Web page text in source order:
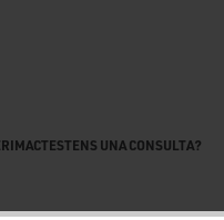
ACTESTENS UNA CONSULTA?